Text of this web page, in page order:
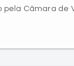
pela Câmara de